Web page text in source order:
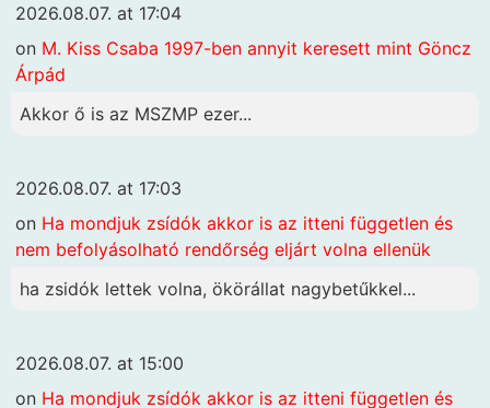
2026.08.07. at 17:04
on M. Kiss Csaba 1997-ben annyit keresett mint Göncz
Árpád
Akkor ő is az MSZMP ezer...
2026.08.07. at 17:03
on Ha mondjuk zsídók akkor is az itteni független és
nem befolyásolható rendőrség eljárt volna ellenük
ha zsidók lettek volna, ökörállat nagybetűkkel...
2026.08.07. at 15:00
on Ha mondjuk zsídók akkor is az itteni független és